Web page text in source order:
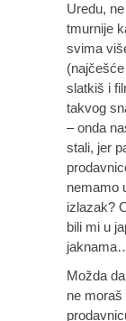
Uredu,
tmurnije
svima
slatkiš i
takvog
– onda
stali, jer
nemamo
izlazak?
bili mi u
Možda
ne moraš